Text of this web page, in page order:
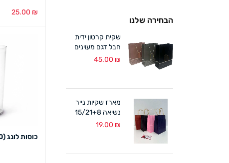
הבחירה שלנו
שקית קרטון ידית
חבל דגם מעוינים
45.00 ₪
מארז שקיות נייר
נשיאה 15/21+8
ס"מ ידית מגולגלת
19.00 ₪
25.00 ₪
כוסות לונג (10 יח)